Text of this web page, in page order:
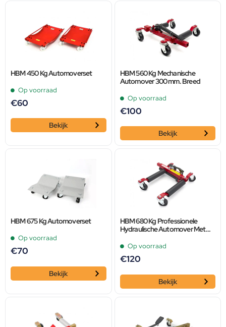
HBM 450 Kg Automoverset
Op voorraad
€60
Bekijk
HBM 560 Kg Mechanische
Automover 300 mm. Breed
Op voorraad
€100
Bekijk
HBM 675 Kg Automoverset
Op voorraad
€70
Bekijk
HBM 680 Kg Professionele
Hydraulische Automover Met
Op voorraad
€120
Bekijk